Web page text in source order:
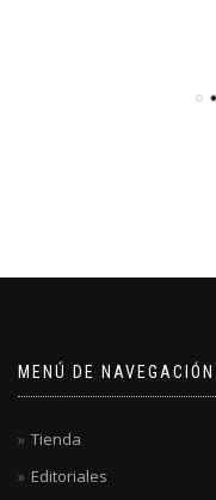
MENÚ DE NAVEGACIÓN
Tienda
Editoriales